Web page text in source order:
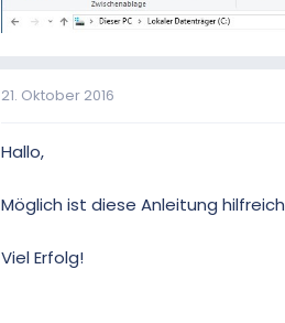
21. Oktober 2016
Hallo,
Möglich ist diese Anleitung
Viel Erfolg!